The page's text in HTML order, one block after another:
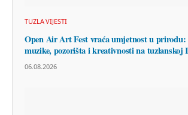
TUZLA VIJESTI
Open Air Art Fest vraća umjetnost u
muzike, pozorišta i kreativnosti na tuzlanskoj
06.08.2026